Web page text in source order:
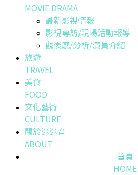
MOVIE DRAMA
最新影視情報
影視專訪/現場活動報導
觀後感/分析/演員介紹
旅遊
TRAVEL
美食
FOOD
文化藝術
CULTURE
關於迷迷音
ABOUT
首頁
HOME